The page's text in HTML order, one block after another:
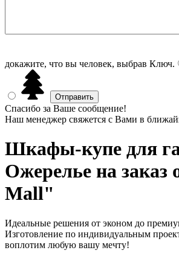
докажите, что вы человек, выбрав Ключ.
Спасибо за Ваше сообщение!
Наш менеджер свяжется с Вами в
Шкафы-купе для
Ожерелье на заказ
Mall"
Идеальные решения от эконом до
Изготовление по индивидуальным
воплотим любую вашу мечту!